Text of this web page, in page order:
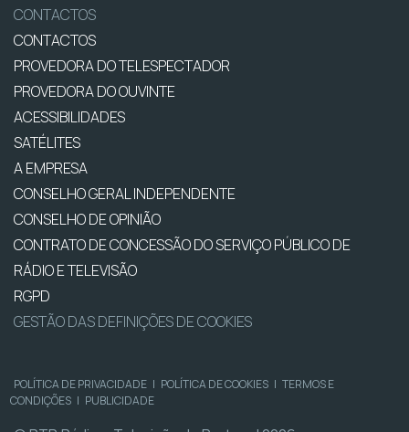
CONTACTOS
CONTACTOS
PROVEDORA DO TELESPECTADOR
PROVEDORA DO OUVINTE
ACESSIBILIDADES
SATÉLITES
A EMPRESA
CONSELHO GERAL INDEPENDENTE
CONSELHO DE OPINIÃO
CONTRATO DE CONCESSÃO DO SERVIÇO PÚBLICO DE
RÁDIO E TELEVISÃO
RGPD
GESTÃO DAS DEFINIÇÕES DE COOKIES
POLÍTICA DE PRIVACIDADE | POLÍTICA DE COOKIES | TERMOS E
CONDIÇÕES | PUBLICIDADE